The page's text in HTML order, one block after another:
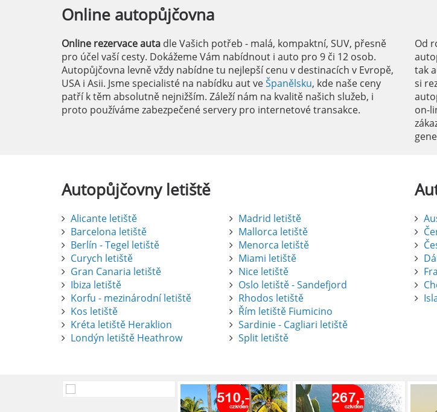
Online autopůjčovna
Online rezervace auta dle Vašich potřeb - malá, kompaktní, SUV, přesně
pro účel vaší cesty. Dokážeme Vám nabídnout i auto pro 9 či 12 osob.
Autopůjčovna levně vždy nabídne tu nejlepší cenu v destinacích v Evropě,
USA i Asii. Jsme specialisté na nabídku aut veŠpanělsku, kde naše ceny
patří k těm absolutně nejnižším. Záleží nám na kvalitě našich služeb, i
proto používáme zabezpečené servery pro internetové transakce.
Od
tak
si
on-
Autopůjčovnyletiště
Alicante letiště
Barcelona letiště
Berlín - Tegel letiště
Curych letiště
Gran Canaria letiště
Ibiza letiště
Korfu - mezinárodní letiště
Kos letiště
Kréta letiště Heraklion
Londýn letiště Heathrow
Madrid letiště
Mallorca letiště
Menorca letiště
Miami letiště
Nice letiště
Oslo letiště - Sandefjord
Rhodos letiště
Řím letiště Fiumicino
Sardinie - Cagliari letiště
Split letiště
Pronájem auta na letišti Alicante
Půjčení auta na letišti v Alicante je výborný způsob, jak pohodlně
celý článek